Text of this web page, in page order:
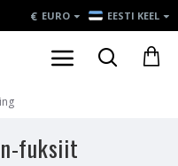
€ EURO EESTI KEEL
fuksiit